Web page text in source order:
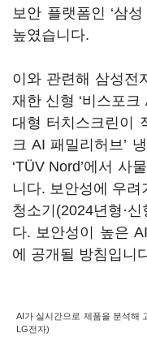
보안 플랫폼인 ‘삼
높였습니다.
이와 관련해 삼성전
재한 신형 ‘비스포크
대형 터치스크린이
크 AI 패밀리허브’
‘TÜV Nord’에서 사
니다. 보안성에 우
청소기(2024년형·
다. 보안성이 높은
에 공개될 방침입니
AI가 실시간으로 제품을 분석해
LG전자)